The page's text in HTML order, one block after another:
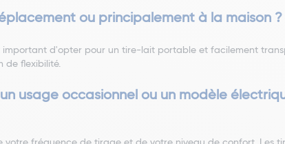
ou principalement à la maison ?
important d'opter pour un tire-lait portable et facilement
de flexibilité.
usage occasionnel ou un modèle